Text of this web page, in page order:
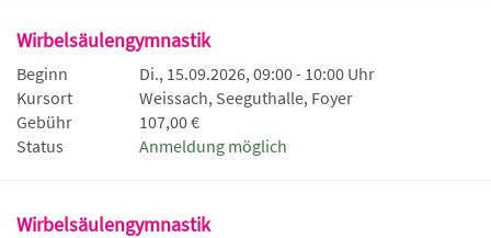
Wirbelsäulengymnastik
Beginn
Di., 15.09.2026, 09:00 - 10:00 Uhr
Kursort
Weissach, Seeguthalle, Foyer
Gebühr
107,00 €
Status
Anmeldung möglich
Wirbelsäulengymnastik